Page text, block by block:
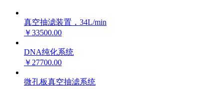
真空抽滤装置，34L/min
￥33500.00
DNA纯化系统
￥27700.00
微孔板真空抽滤系统